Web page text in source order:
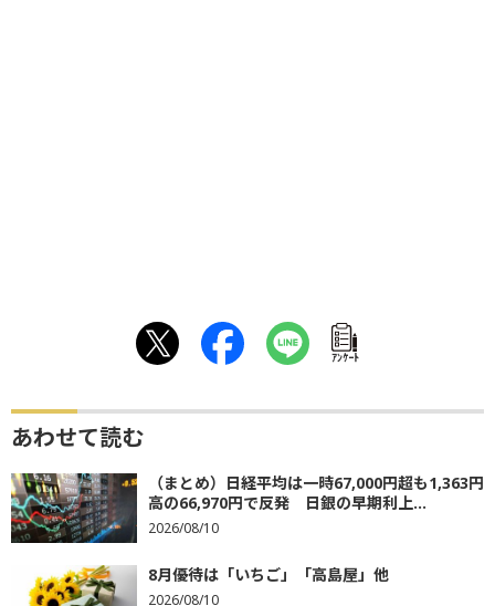
ｱﾝｹｰﾄ
あわせて読む
（まとめ）日経平均は一時67,000円超も1,363円
高の66,970円で反発 日銀の早期利上...
2026/08/10
8月優待は「いちご」「高島屋」他
2026/08/10